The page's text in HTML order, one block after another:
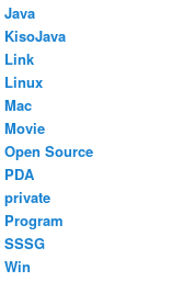
Java
KisoJava
Link
Linux
Mac
Movie
Open Source
PDA
private
Program
SSSG
Win